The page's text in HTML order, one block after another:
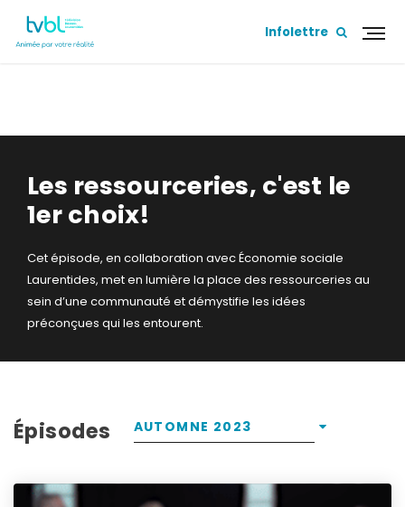
Infolettre
Les ressourceries, c'est le
1er choix!
Cet épisode, en collaboration avec Économie sociale
Laurentides, met en lumière la place des ressourceries au
sein d’une communauté et démystifie les idées
préconçues qui les entourent.
Épisodes AUTOMNE 2023